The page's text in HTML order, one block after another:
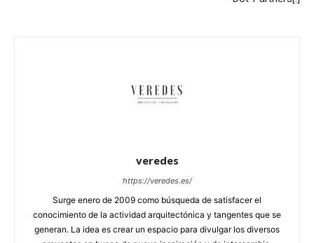
veredes
https://veredes.es/
Surge enero de 2009 como búsqueda de satisfacer el
conocimiento de la actividad arquitectónica y tangentes que se
generan. La idea es crear un espacio para divulgar los diversos